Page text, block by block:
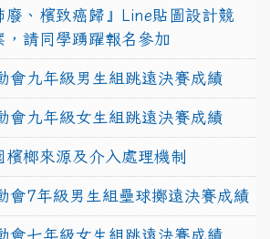
廢、檳致癌歸』Line貼圖設計競
，請同學踴躍報名參加
會九年級男生組跳遠決賽成績
會九年級女生組跳遠決賽成績
榔來源及介入處理機制
會7年級男生組壘球擲遠決賽成績
會七年級女生組跳遠決賽成績